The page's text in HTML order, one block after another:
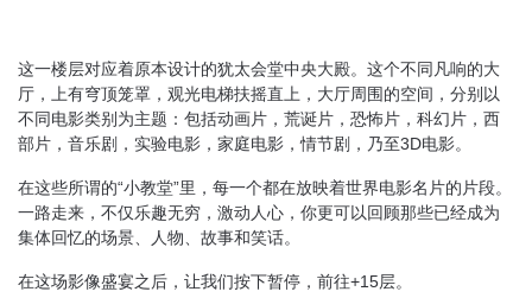
这一楼层对应着原本设计的犹太会堂中央大殿。这个不同凡响的大
厅，上有穹顶笼罩，观光电梯扶摇直上，大厅周围的空间，分别以
不同电影类别为主题：包括动画片，荒诞片，恐怖片，科幻片，西
部片，音乐剧，实验电影，家庭电影，情节剧，乃至3D电影。
在这些所谓的“小教堂”里，每一个都在放映着世界电影名片的片段。
一路走来，不仅乐趣无穷，激动人心，你更可以回顾那些已经成为
集体回忆的场景、人物、故事和笑话。
在这场影像盛宴之后，让我们按下暂停，前往+15层。